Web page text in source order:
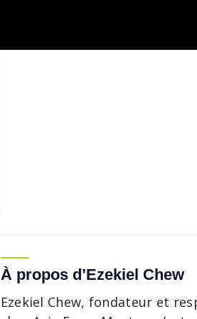
À propos d’Ezekiel Chew
Ezekiel Chew, fondateur et